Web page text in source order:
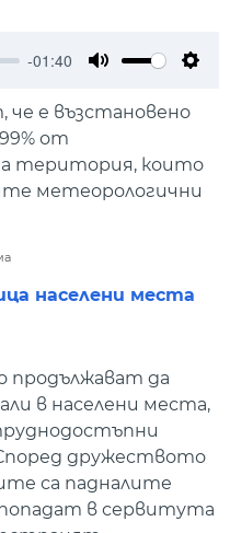
-01:40
е възстановено
от
територия, които
метеорологични
населени места
продължават да
в населени места,
дружеството
са падналите
в сервитута